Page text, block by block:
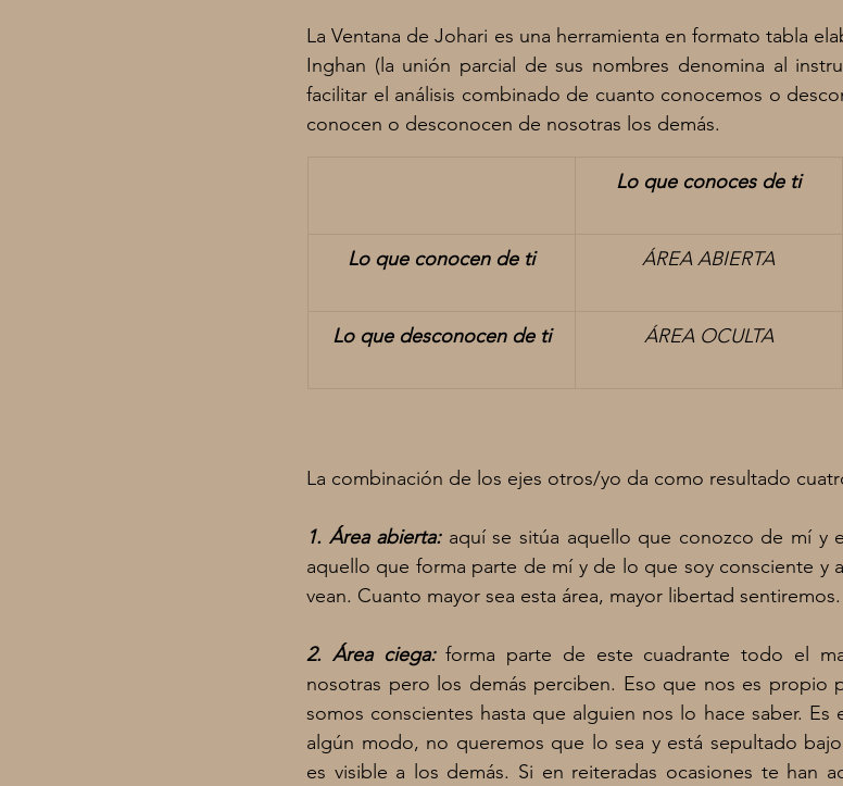
La Ventana de Johari es una herramienta en formato tabla
Inghan (la unión parcial de sus nombres denomina al
facilitar el análisis combinado de cuanto conocemos o
conocen o desconocen de nosotras los demás.
Lo que conoces de ti
Lo que conocen de ti ÁREA ABIERTA
Lo que desconocen de ti ÁREA OCULTA
La combinación de los ejes otros/yo da como resultado
1. Área abierta: aquí se sitúa aquello que conozco de mí y
aquello que forma parte de mí y de lo que soy consciente y
vean. Cuanto mayor sea esta área, mayor libertad sentiremos.
2. Área ciega: forma parte de este cuadrante todo el
nosotras pero los demás perciben. Eso que nos es propio
somos conscientes hasta que alguien nos lo hace saber.
algún modo, no queremos que lo sea y está sepultado
es visible a los demás. Si en reiteradas ocasiones te han